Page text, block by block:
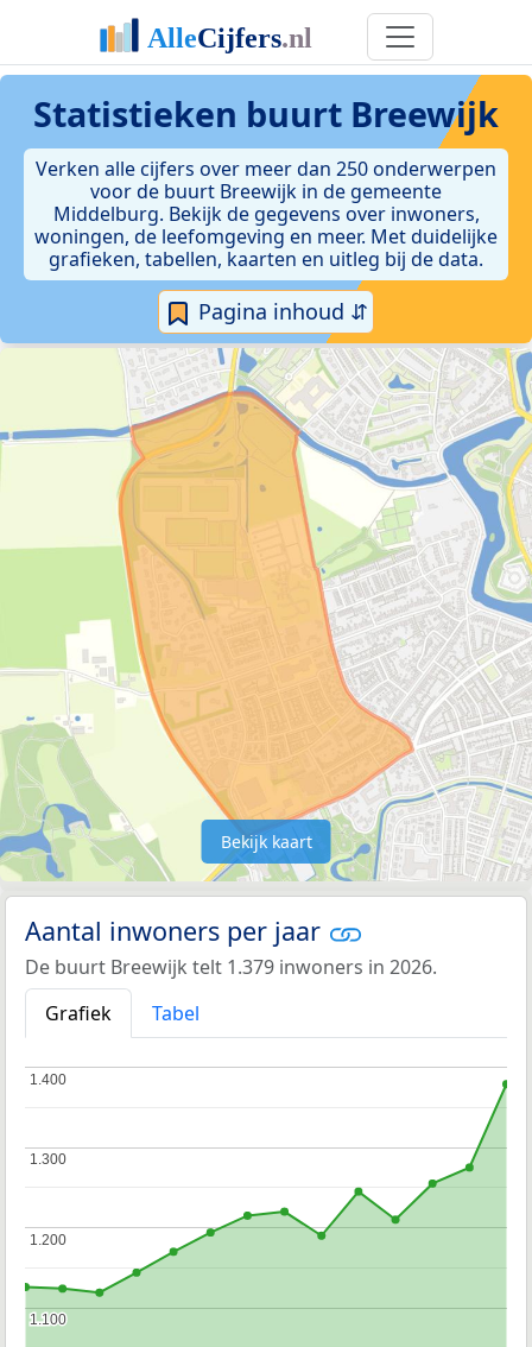
Statistieken buurt Breewijk
Verken alle cijfers over meer dan 250 onderwerpen
voor de buurt Breewijk in de gemeente
Middelburg. Bekijk de gegevens over inwoners,
woningen, de leefomgeving en meer. Met duidelijke
grafieken, tabellen, kaarten en uitleg bij de data.
Pagina inhoud ⇵
Bekijk kaart
Aantal inwoners per jaar
De buurt Breewijk telt 1.379 inwoners in 2026.
Grafiek
Tabel
1.100
1.100
1.200
1.200
1.300
1.300
1.400
1.400